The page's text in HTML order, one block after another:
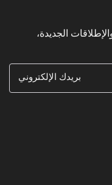
الإلكتروني